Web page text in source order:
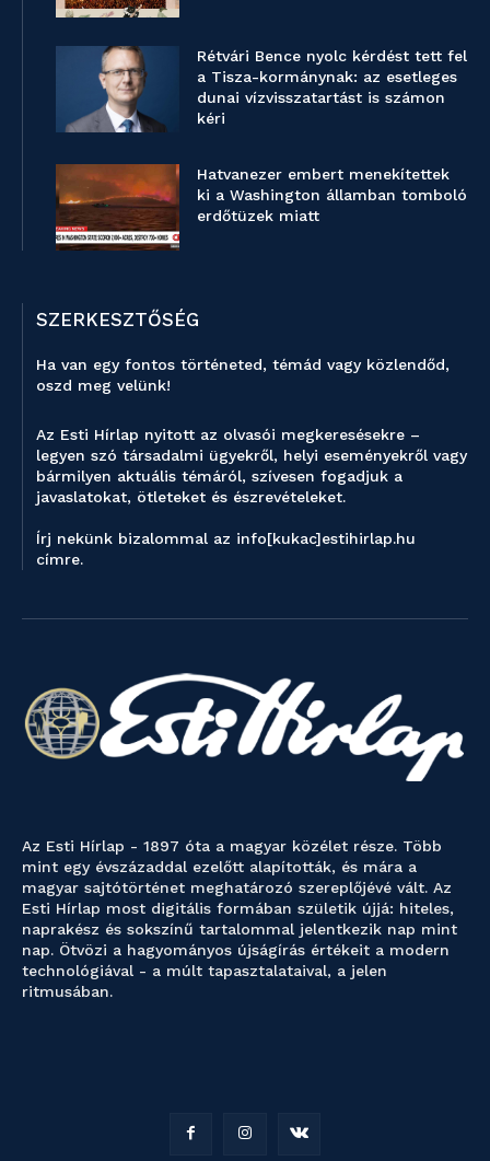
Rétvári Bence nyolc kérdést tett fel
a Tisza-kormánynak: az esetleges
dunai vízvisszatartást is számon
kéri
Hatvanezer embert menekítettek
ki a Washington államban tomboló
erdőtüzek miatt
SZERKESZTŐSÉG
Ha van egy fontos történeted, témád vagy közlendőd,
oszd meg velünk!
Az Esti Hírlap nyitott az olvasói megkeresésekre –
legyen szó társadalmi ügyekről, helyi eseményekről vagy
bármilyen aktuális témáról, szívesen fogadjuk a
javaslatokat, ötleteket és észrevételeket.
Írj nekünk bizalommal az info[kukac]estihirlap.hu
címre.
Az Esti Hírlap - 1897 óta a magyar közélet része. Több
mint egy évszázaddal ezelőtt alapították, és mára a
magyar sajtótörténet meghatározó szereplőjévé vált. Az
Esti Hírlap most digitális formában születik újjá: hiteles,
naprakész és sokszínű tartalommal jelentkezik nap mint
nap. Ötvözi a hagyományos újságírás értékeit a modern
technológiával - a múlt tapasztalataival, a jelen
ritmusában.